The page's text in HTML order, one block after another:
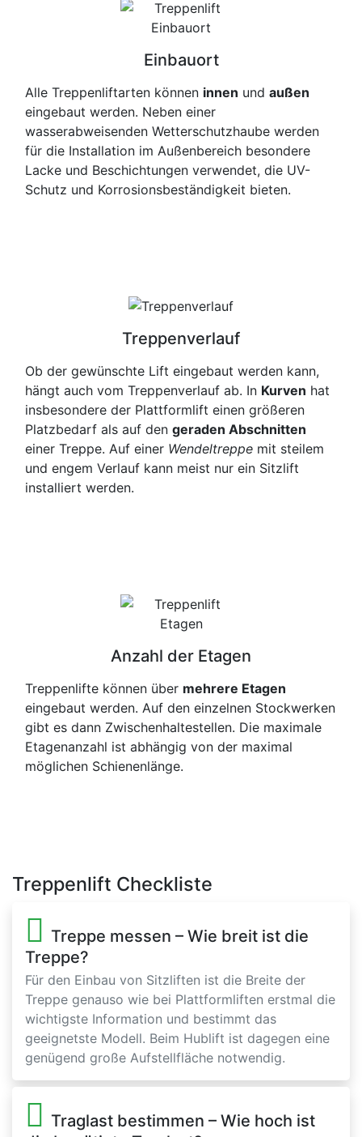
Einbauort
Alle Treppenliftarten können innen und außen
eingebaut werden. Neben einer
wasserabweisenden Wetterschutzhaube werden
für die Installation im Außenbereich besondere
Lacke und Beschichtungen verwendet, die UV-
Schutz und Korrosionsbeständigkeit bieten.
Treppenverlauf
Ob der gewünschte Lift eingebaut werden kann,
hängt auch vom Treppenverlauf ab. In Kurven hat
insbesondere der Plattformlift einen größeren
Platzbedarf als auf den geraden Abschnitten
einer Treppe. Auf einer Wendeltreppe mit steilem
und engem Verlauf kann meist nur ein Sitzlift
installiert werden.
Anzahl der Etagen
Treppenlifte können über mehrere Etagen
eingebaut werden. Auf den einzelnen Stockwerken
gibt es dann Zwischenhaltestellen. Die maximale
Etagenanzahl ist abhängig von der maximal
möglichen Schienenlänge.
Treppenlift Checkliste
Treppe messen – Wie breit ist die
Treppe?
Für den Einbau von Sitzliften ist die Breite der
Treppe genauso wie bei Plattformliften erstmal die
wichtigste Information und bestimmt das
geeignetste Modell. Beim Hublift ist dagegen eine
genügend große Aufstellfläche notwendig.
Traglast bestimmen – Wie hoch ist